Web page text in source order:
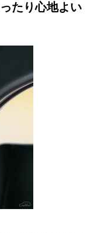
たり心地よい